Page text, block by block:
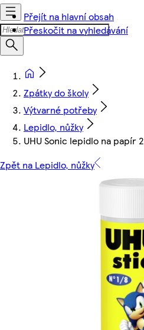
Přejít na hlavní obsah
Přeskočit na vyhledávání
Zpátky do školy
Výtvarné potřeby
Lepidlo, nůžky
UHU Sonic lepidlo na papír
Zpět na Lepidlo, nůžky